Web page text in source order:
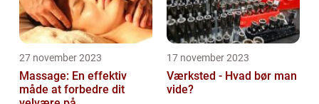
27 november 2023
Massage: En effektiv
måde at forbedre dit
17 november 2023
Værksted - Hvad bør man
vide?